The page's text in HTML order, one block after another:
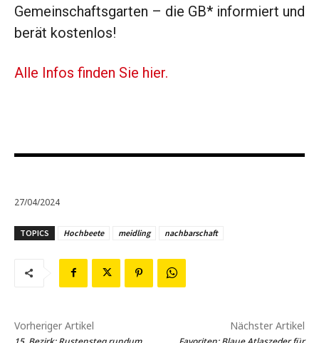
Gemeinschaftsgarten – die GB* informiert und
berät kostenlos!
Alle Infos finden Sie hier.
27/04/2024
TOPICS Hochbeete meidling nachbarschaft
Vorheriger Artikel Nächster Artikel